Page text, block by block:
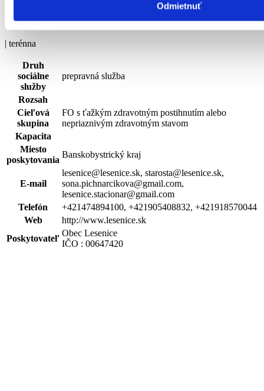
Odmietnuť
Obec Lesenice
| terénna
Druh
sociálne
služby
prepravná služba
Rozsah
Cieľová
skupina
FO s ťažkým zdravotným postihnutím alebo
nepriaznivým zdravotným stavom
Kapacita
Miesto
poskytovania
Banskobystrický kraj
E-mail
lesenice@lesenice.sk, starosta@lesenice.sk,
sona.pichnarcikova@gmail.com,
lesenice.stacionar@gmail.com
Telefón
+421474894100, +421905408832, +421918570044
Web
http://www.lesenice.sk
Poskytovateľ
Obec Lesenice
IČO : 00647420